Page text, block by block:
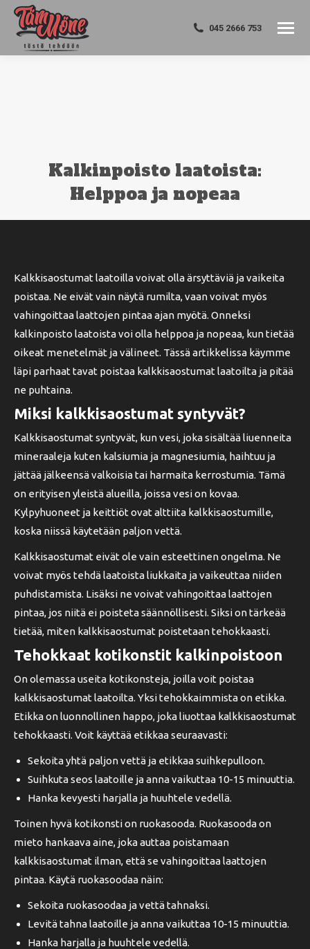
045 2666 753
Kalkinpoisto laatoista:
Helppoa ja nopeaa
Kalkkisaostumat laatoilla voivat olla ärsyttäviä ja vaikeita
poistaa. Ne eivät vain näytä rumilta, vaan voivat myös
vahingoittaa laattojen pintaa ajan myötä. Onneksi
kalkinpoisto laatoista voi olla helppoa ja nopeaa, kun tietää
oikeat menetelmät ja välineet. Tässä artikkelissa käymme
läpi parhaat tavat poistaa kalkkisaostumat laatoilta ja pitää
ne puhtaina.
Miksi kalkkisaostumat syntyvät?
Kalkkisaostumat syntyvät, kun vesi, joka sisältää liuenneita
mineraaleja kuten kalsiumia ja magnesiumia, haihtuu ja
jättää jälkeensä valkoisia tai harmaita kerrostumia. Tämä
on erityisen yleistä alueilla, joissa vesi on kovaa.
Kylpyhuoneet ja keittiöt ovat alttiita kalkkisaostumille,
koska niissä käytetään paljon vettä.
Kalkkisaostumat eivät ole vain esteettinen ongelma. Ne
voivat myös tehdä laatoista liukkaita ja vaikeuttaa niiden
puhdistamista. Lisäksi ne voivat vahingoittaa laattojen
pintaa, jos niitä ei poisteta säännöllisesti. Siksi on tärkeää
tietää, miten kalkkisaostumat poistetaan tehokkaasti.
Tehokkaat kotikonstit kalkinpoistoon
On olemassa useita kotikonsteja, joilla voit poistaa
kalkkisaostumat laatoilta. Yksi tehokkaimmista on etikka.
Etikka on luonnollinen happo, joka liuottaa kalkkisaostumat
tehokkaasti. Voit käyttää etikkaa seuraavasti:
Sekoita yhtä paljon vettä ja etikkaa suihkepulloon.
Suihkuta seos laatoille ja anna vaikuttaa 10-15 minuuttia.
Hanka kevyesti harjalla ja huuhtele vedellä.
Toinen hyvä kotikonsti on ruokasooda. Ruokasooda on
mieto hankaava aine, joka auttaa poistamaan
kalkkisaostumat ilman, että se vahingoittaa laattojen
pintaa. Käytä ruokasoodaa näin:
Sekoita ruokasoodaa ja vettä tahnaksi.
Levitä tahna laatoille ja anna vaikuttaa 10-15 minuuttia.
Hanka harjalla ja huuhtele vedellä.